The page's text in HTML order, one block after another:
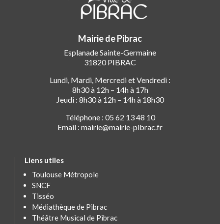
Mairie de Pibrac
Esplanade Sainte-Germaine
31820 PIBRAC
Lundi, Mardi, Mercredi et Vendredi :
8h30 à 12h – 14h à 17h
Jeudi : 8h30 à 12h – 14h à 18h30
Téléphone : 05 62 13 48 10
Email : mairie@mairie-pibrac.fr
Liens utiles
Toulouse Métropole
SNCF
Tisséo
Médiathèque de Pibrac
Théâtre Musical de Pibrac